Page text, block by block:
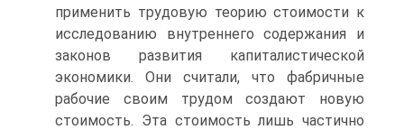
применить трудовую теорию стоимости к
исследованию внутреннего содержания и
законов развития капиталистической
экономики. Они считали, что фабричные
рабочие своим трудом создают новую
стоимость. Эта стоимость лишь частично